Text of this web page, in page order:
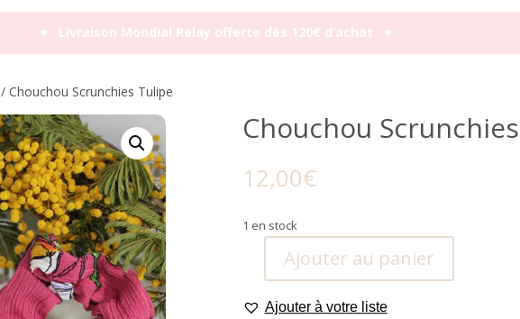
♥︎ Livraison Mondial Relay offerte dès 120€ d’achat ♥︎
/ Chouchou Scrunchies Tulipe
Chouchou
12,00€
1 en stock
quantité
Chouchou
Ajouter au panier
Ajouter à votre liste